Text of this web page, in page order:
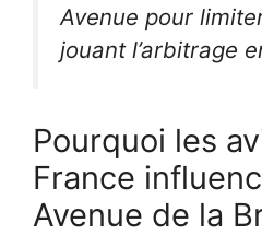
Avenue pour
jouant l’arbitrage
Pourquoi les
France
Avenue de la